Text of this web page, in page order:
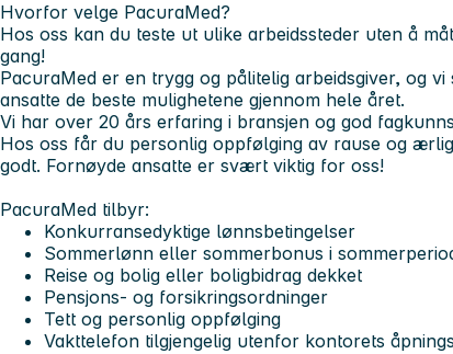
Hvorfor velge PacuraMed?
Hos oss kan du teste ut ulike arbeidssteder uten å
gang!
PacuraMed er en trygg og pålitelig arbeidsgiver, og
ansatte de beste mulighetene gjennom hele året.
Vi har over 20 års erfaring i bransjen og god
Hos oss får du personlig oppfølging av rause og
godt. Fornøyde ansatte er svært viktig for oss!
PacuraMed tilbyr:
Konkurransedyktige lønnsbetingelser
Sommerlønn eller sommerbonus i
Reise og bolig eller boligbidrag dekket
Pensjons- og forsikringsordninger
Tett og personlig oppfølging
Vakttelefon tilgjengelig utenfor kontorets